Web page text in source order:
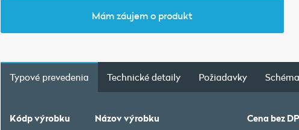
Mám záujem o produkt
Typové prevedenia Technické detaily Požiadavky Schéma
Kódp výrobku Názov výrobku Cena bez